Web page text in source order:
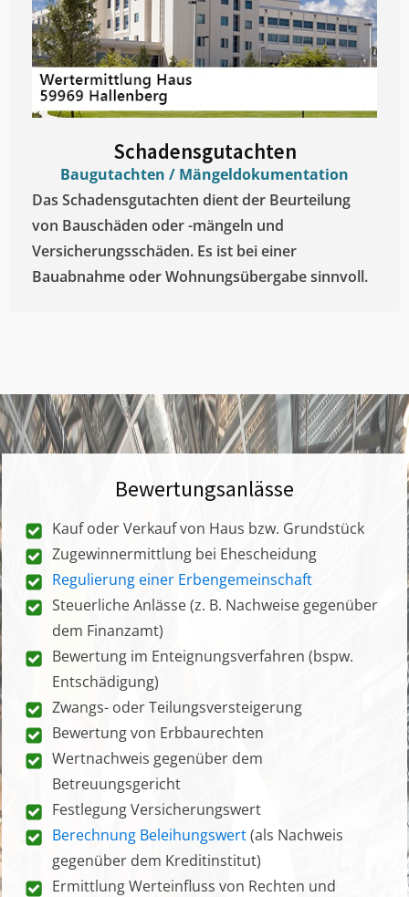
Schadensgutachten
Baugutachten / Mängeldokumentation
Das Schadensgutachten dient der Beurteilung
von Bauschäden oder -mängeln und
Versicherungsschäden. Es ist bei einer
Bauabnahme oder Wohnungsübergabe sinnvoll.
Bewertungsanlässe
Kauf oder Verkauf von Haus bzw. Grundstück
Zugewinnermittlung bei Ehescheidung
Regulierung einer Erbengemeinschaft
Steuerliche Anlässe (z. B. Nachweise gegenüber
dem Finanzamt)
Bewertung im Enteignungsverfahren (bspw.
Entschädigung)
Zwangs- oder Teilungsversteigerung
Bewertung von Erbbaurechten
Wertnachweis gegenüber dem
Betreuungsgericht
Festlegung Versicherungswert
Berechnung Beleihungswert(als Nachweis
gegenüber dem Kreditinstitut)
Ermittlung Werteinfluss von Rechten und